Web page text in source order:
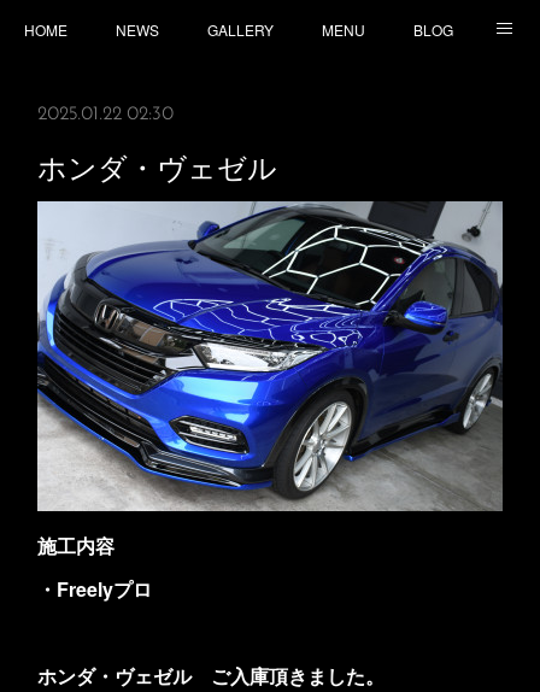
HOME NEWS GALLERY MENU BLOG
2025.01.22 02:30
ホンダ・ヴェゼル
施工内容
・Freelyプロ
ホンダ・ヴェゼル ご入庫頂きました。